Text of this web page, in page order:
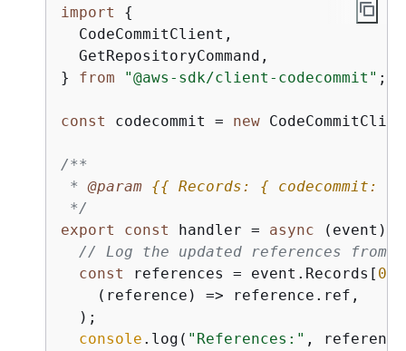
import
{
  CodeCommitClient,
  GetRepositoryCommand,
} from "@aws-sdk/client-codecommit" ;
const codecommit = new
/**
* @param {{ Records: { codecommit:
*/
export
const handler = async (event)
// Log the updated references from
const
references = event.Records[ 0
( reference ) => reference.ref,
  );
console .log( "References:" ,